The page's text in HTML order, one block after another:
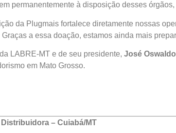
permanentemente à disposição desses
da Plugmais fortalece diretamente nossas
a essa doação, estamos ainda mais
LABRE-MT e de seu presidente, José
em Mato Grosso.
– Cuiabá/MT